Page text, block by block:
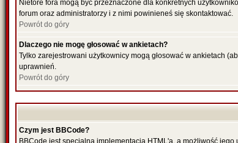
Nietóre fora mogą być przeznaczone dla konkretnych
forum oraz administratorzy i z nimi powinieneś się skontaktować.
Powrót do góry
Dlaczego nie mogę głosować w ankietach?
Tylko zarejestrowani użytkownicy mogą głosować w ankietach
uprawnień.
Powrót do góry
Czym jest BBCode?
BBCode jest specjalną implementacją HTML'a, a możliwość